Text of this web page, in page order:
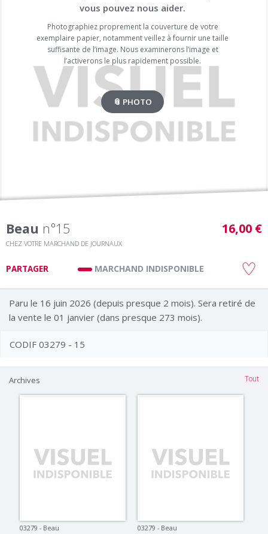
vous pouvez nous aider.
Photographiez proprement la couverture de votre
exemplaire papier, notamment veillez à fournir une taille
suffisante de l’image. Nous examinerons l’image et
l’activerons le plus rapidement possible.
📎 PHOTO
Beau n°15
CHEZ VOTRE MARCHAND DE JOURNAUX
16,00 €
PARTAGER MARCHAND INDISPONIBLE
Paru le 16 juin 2026 (depuis presque 2 mois). Sera retiré de
la vente le 01 janvier (dans presque 273 mois).
CODIF 03279 - 15
Archives Tout
03279 - Beau 03279 - Beau